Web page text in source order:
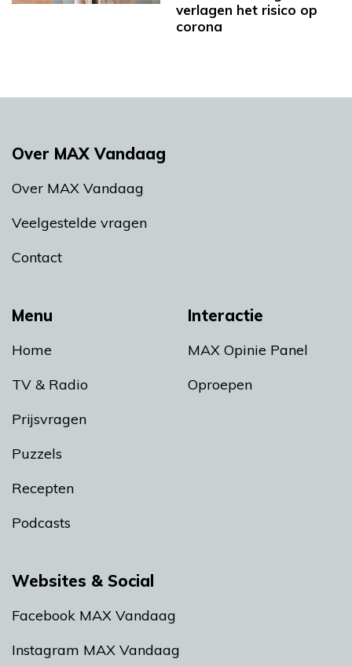
verlagen het risico op
corona
Menu
Home
TV & Radio
Prijsvragen
Puzzels
Recepten
Podcasts
Interactie
MAX Opinie Panel
Oproepen
Over MAX Vandaag
Over MAX Vandaag
Veelgestelde vragen
Contact
Websites & Social
Facebook MAX Vandaag
Instagram MAX Vandaag